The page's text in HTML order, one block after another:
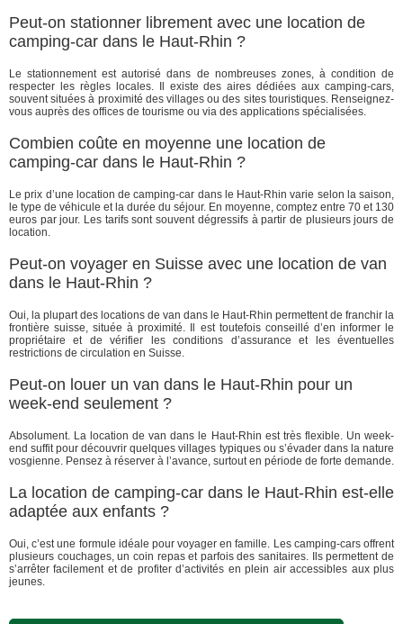
Peut-on stationner librement avec une location de
camping-car dans le Haut-Rhin ?
Le stationnement est autorisé dans de nombreuses zones, à condition de
respecter les règles locales. Il existe des aires dédiées aux camping-cars,
souvent situées à proximité des villages ou des sites touristiques. Renseignez-
vous auprès des offices de tourisme ou via des applications spécialisées.
Combien coûte en moyenne une location de
camping-car dans le Haut-Rhin ?
Le prix d’une location de camping-car dans le Haut-Rhin varie selon la saison,
le type de véhicule et la durée du séjour. En moyenne, comptez entre 70 et 130
euros par jour. Les tarifs sont souvent dégressifs à partir de plusieurs jours de
location.
Peut-on voyager en Suisse avec une location de van
dans le Haut-Rhin ?
Oui, la plupart des locations de van dans le Haut-Rhin permettent de franchir la
frontière suisse, située à proximité. Il est toutefois conseillé d’en informer le
propriétaire et de vérifier les conditions d’assurance et les éventuelles
restrictions de circulation en Suisse.
Peut-on louer un van dans le Haut-Rhin pour un
week-end seulement ?
Absolument. La location de van dans le Haut-Rhin est très flexible. Un week-
end suffit pour découvrir quelques villages typiques ou s’évader dans la nature
vosgienne. Pensez à réserver à l’avance, surtout en période de forte demande.
La location de camping-car dans le Haut-Rhin est-elle
adaptée aux enfants ?
Oui, c’est une formule idéale pour voyager en famille. Les camping-cars offrent
plusieurs couchages, un coin repas et parfois des sanitaires. Ils permettent de
s’arrêter facilement et de profiter d’activités en plein air accessibles aux plus
jeunes.